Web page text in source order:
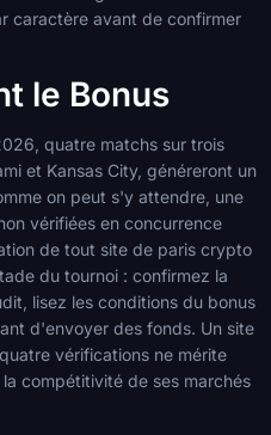
caractère avant de confirmer
le Bonus
quatre matchs sur trois
et Kansas City, généreront un
on peut s'y attendre, une
vérifiées en concurrence
de tout site de paris crypto
du tournoi : confirmez la
lisez les conditions du bonus
d'envoyer des fonds. Un site
vérifications ne mérite
compétitivité de ses marchés